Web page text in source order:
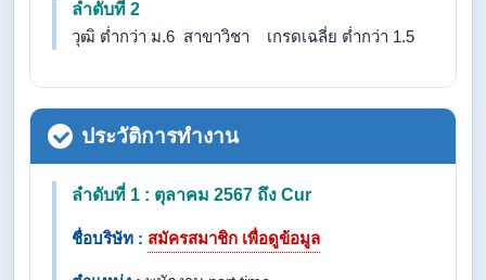
ลำดับที่ 2
วุฒิ ต่ำกว่า ม.6 สาขาวิชา เกรดเฉลี่ย ต่ำกว่า 1.5
ประวัติการทำงาน
ลำดับที่ 1 : ตุลาคม 2567 ถึง Cur
ชื่อบริษัท : สมัครสมาชิก เพื่อดูข้อมูล